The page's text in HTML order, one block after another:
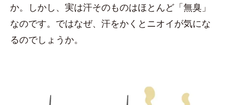
か。しかし、実は汗そのものはほとんど「無臭」
なのです。ではなぜ、汗をかくとニオイが気にな
るのでしょうか。